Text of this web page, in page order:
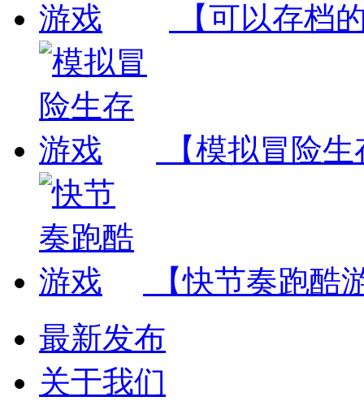
【可以存档
【模拟冒险
【快节奏跑酷
最新发布
关于我们